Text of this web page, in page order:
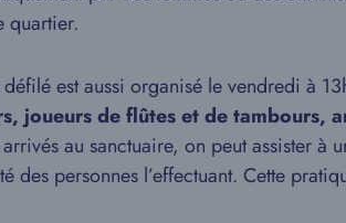
quartier.
défilé est aussi organisé le vendredi à
joueurs de flûtes et de tambours,
au sanctuaire, on peut assister à
des personnes l’effectuant. Cette